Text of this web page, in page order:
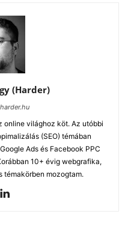
(Harder)
online világhoz köt. Az utóbbi
(SEO) témában
Ads és Facebook PPC
10+ évig webgrafika,
témakörben mozogtam.